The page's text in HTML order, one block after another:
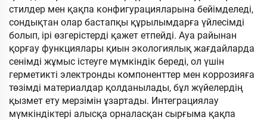
стилдер мен қақпа конфигурацияларына бейімделеді,
сондықтан олар бастапқы құрылымдарға үйлесімді
болып, ірі өзгерістерді қажет етпейді. Ауа райынан
қорғау функциялары қиын экологиялық жағдайларда
сенімді жұмыс істеуге мүмкіндік береді, ол үшін
герметикті электронды компоненттер мен коррозияға
төзімді материалдар қолданылады, бұл жүйелердің
қызмет ету мерзімін ұзартады. Интеграциялау
мүмкіндіктері алысқа орналасқан сырғыма қақпа